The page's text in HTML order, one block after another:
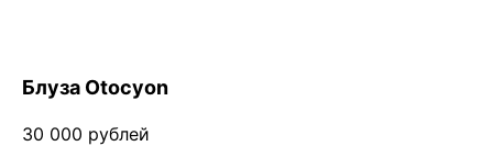
Блуза Otocyon
30 000 рублей